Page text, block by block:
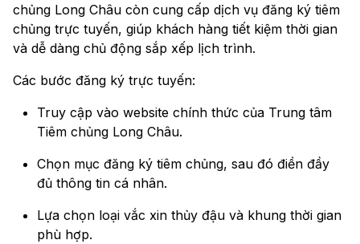
chủng Long Châu còn cung cấp dịch vụ đăng ký tiêm
chủng trực tuyến, giúp khách hàng tiết kiệm thời gian
và dễ dàng chủ động sắp xếp lịch trình.
Các bước đăng ký trực tuyến:
Truy cập vào website chính thức của Trung tâm
Tiêm chủng Long Châu.
Chọn mục đăng ký tiêm chủng, sau đó điền đầy
đủ thông tin cá nhân.
Lựa chọn loại vắc xin thủy đậu và khung thời gian
phù hợp.